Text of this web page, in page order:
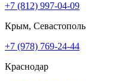
+7 (812) 997-04-09
Крым, Севастополь
+7 (978) 769-24-44
Краснодар